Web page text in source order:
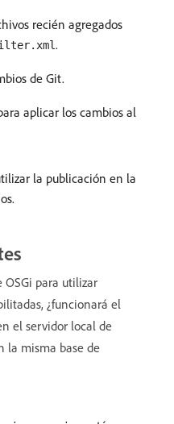
recién agregados
.
de Git.
aplicar los cambios al
la publicación en la
OSGi para utilizar
¿funcionará el
el servidor local de
la misma base de